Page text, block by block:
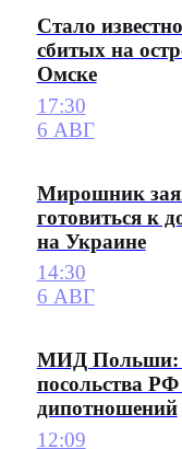
Стало
сбитых на
Омске
17:30
6 АВГ
Мирошник
готовиться к
на Украине
14:30
6 АВГ
МИД Польши:
посольства
дипотношений
12:09